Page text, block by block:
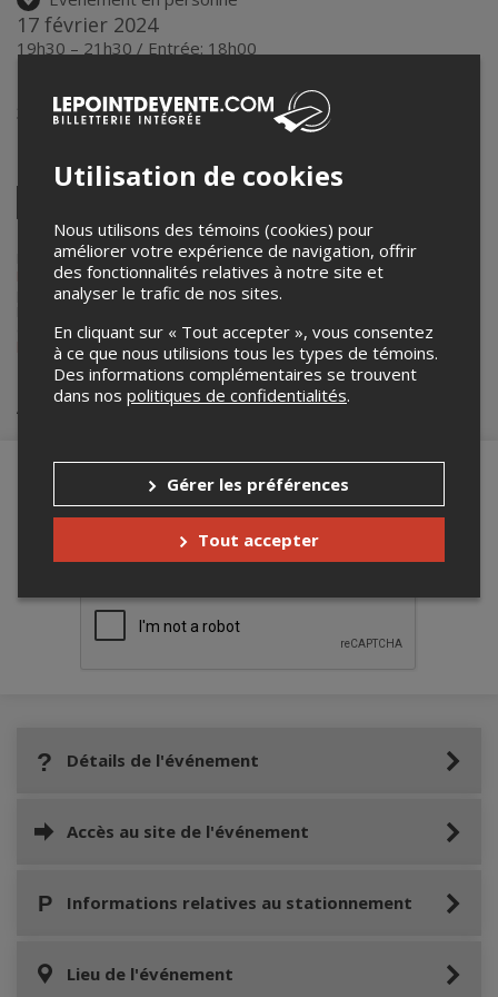
17 février 2024
19h30 – 21h30 / Entrée: 18h00
Loubards
360 Rue Frontenac,Sherbrooke,QC,Canada
Partagez cet événement
Facebook LinkedinPinterestEnvoyer
par
courriel
Lepointdevente.com agit à titre de mandataire pourLaTulipe
Musiquedans le cadre de l’affichage en ligne et la vente de billets
pour ses événements.
contacter l’organisateur de l’événement, LaTulipe Musique, à
latulipemusique@gmail.com.
Achat de billets
Merci de confirmer que vous n'êtes pas un
robot ci-bas.
Détails de l'événement
Accès au site de l'événement
Informations relatives au stationnement
Lieu de l'événement
Utilisation de cookies
Nous utilisons des témoins (cookies) pour
améliorer votre expérience de navigation, offrir
des fonctionnalités relatives à notre site et
analyser le trafic de nos sites.
En cliquant sur « Tout accepter », vous consentez
à ce que nous utilisions tous les types de témoins.
Des informations complémentaires se trouvent
dans nos politiques de confidentialités.
Gérer les préférences
Tout accepter